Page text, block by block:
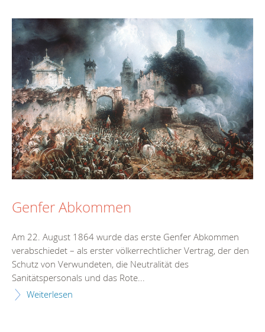
Genfer Abkommen
Am 22. August 1864 wurde das erste Genfer Abkommen
verabschiedet – als erster völkerrechtlicher Vertrag, der den
Schutz von Verwundeten, die Neutralität des
Sanitätspersonals und das Rote...
Weiterlesen